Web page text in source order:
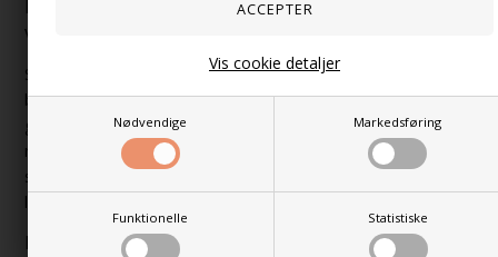
Nødvendige Markedsføring
Funktionelle Statistiske
Vis cookie detaljer
Design og stemning: Skandinavisk ro og teksturel
varme
Sandfarven og stoffets naturlige tekstur skaber en lys, rolig
base i rummet. Det minimalistiske design og de bløde former
gør stolen til en harmonisk tilføjelse til både moderne,
nordiske og naturligt inspirerede indretninger. Sofia passer lige
så godt alene som i kombination med andre bløde
loungemøbler.
Fordele ved Sofia loungestol: